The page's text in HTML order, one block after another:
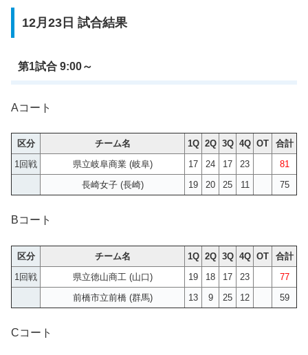
12月23日 試合結果
第1試合 9:00～
Aコート
区分 チーム名 1Q 2Q 3Q 4Q OT
合計
1回戦
県立岐阜商業 (岐阜) 17 24 17 23
81
長崎女子 (長崎)
19 20 25 11 75
Bコート
区分 チーム名 1Q 2Q 3Q 4Q OT
合計
1回戦
県立徳山商工 (山口) 19 18 17 23
77
前橋市立前橋 (群馬)
13 9 25 12 59
Cコート